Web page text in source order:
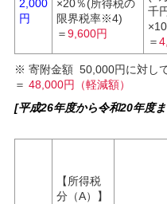
2,000
円
×20％(所得税の
限界税率※4)
＝9,600円
千
＝
※ 寄附金額 50,000円に対し
＝ 48,000円（軽減額）
[平成26年度から令和20年度
【所得税
分（A）】